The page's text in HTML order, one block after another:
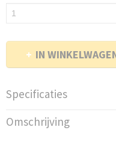
IN
Specificaties
Afmetingen (l,b,h)
8,44 x 1,92 x 1,92 cm
Omschrijving